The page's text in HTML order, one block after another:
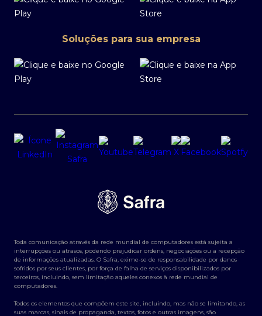
Soluções para sua empresa
Toda comunicação através da rede mundial de computadores está sujeita a
interrupções ou atrasos, podendo prejudicar ordens, negociações ou a recepção
de informações atualizadas. O Safra, exime-se de responsabilidade por danos
sofridos por seus clientes, por força de falha de serviços disponibilizados por
terceiros, incluindo, sem limitação aqueles conexos à rede mundial de
computadores.
Todos os elementos que compõem este site, incluindo, mas não se limitando, as
suas marcas, sinais de propaganda, textos, fotos e outras imagens, são